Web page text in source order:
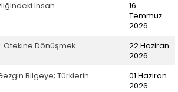
İnsan
16
Temmuz
2026
Ötekine Dönüşmek
22 Haziran
2026
Bilgeye; Türklerin
01 Haziran
2026